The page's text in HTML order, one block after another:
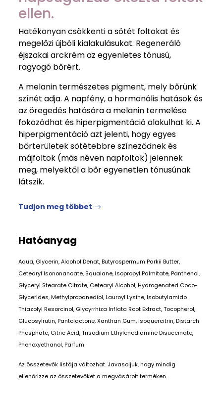
ellen.
Hatékonyan csökkenti a sötét foltokat és
megelőzi újbóli kialakulásukat. Regeneráló
éjszakai arckrém az egyenletes tónusú,
ragyogó bőrért.
A melanin természetes pigment, mely bőrünk
színét adja. A napfény, a hormonális hatások és
az öregedés hatására a melanin termelése
fokozódhat és hiperpigmentáció alakulhat ki. A
hiperpigmentáció azt jelenti, hogy egyes
bőrterületek sötétebbre színeződnek és
májfoltok (más néven napfoltok) jelennek
meg, melyektől a bőr egyenetlen tónusúnak
látszik.
Tudjon meg többet
Hatóanyag
Aqua, Glycerin, Alcohol Denat, Butyrospermum Parkii Butter,
Cetearyl Isononanoate, Squalane, Isopropyl Palmitate, Panthenol,
Glyceryl Stearate Citrate, Cetearyl Alcohol, Hydrogenated Coco-
Glycerides, Methylpropanediol, Lauroyl Lysine, Isobutylamido
Thiazolyl Resorcinol, Glycyrrhiza Inflata Root Extract, Tocopherol,
Glucosylrutin, Pantolactone, Xanthan Gum, Isoquercitrin, Distarch
Phosphate, Citric Acid, Trisodium Ethylenediamine Disuccinate,
Phenoxyethanol, Parfum
Az összetevők listája változhat. Javasoljuk, hogy mindig
ellenőrizze az összetevőket a megvásárolt terméken.